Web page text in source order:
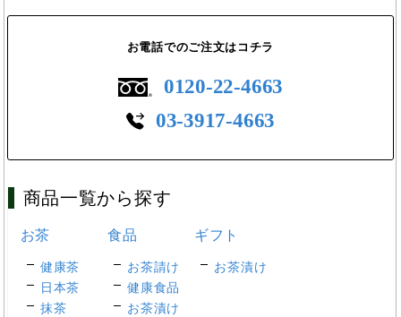
お電話でのご注文はコチラ
0120-22-4663
03-3917-4663
商品一覧から探す
お茶
健康茶
日本茶
抹茶
食品
お茶請け
健康食品
お茶漬け
ギフト
お茶漬け